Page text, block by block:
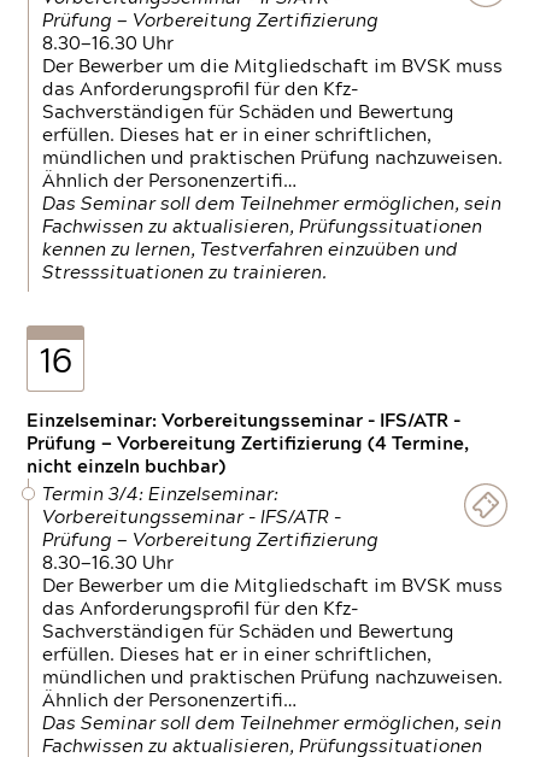
Prüfung — Vorbereitung Zertifizierung
8.30—16.30 Uhr
Der Bewerber um die Mitgliedschaft im BVSK muss
das Anforderungsprofil für den Kfz-
Sachverständigen für Schäden und Bewertung
erfüllen. Dieses hat er in einer schriftlichen,
mündlichen und praktischen Prüfung nachzuweisen.
Ähnlich der Personenzertifi…
Das Seminar soll dem Teilnehmer ermöglichen, sein
Fachwissen zu aktualisieren, Prüfungssituationen
kennen zu lernen, Testverfahren einzuüben und
Stresssituationen zu trainieren.
16
Einzelseminar: Vorbereitungsseminar - IFS/ATR -
Prüfung — Vorbereitung Zertifizierung (4 Termine,
nicht einzeln buchbar)
Termin 3/4: Einzelseminar:
Vorbereitungsseminar - IFS/ATR -
Prüfung — Vorbereitung Zertifizierung
8.30—16.30 Uhr
Der Bewerber um die Mitgliedschaft im BVSK muss
das Anforderungsprofil für den Kfz-
Sachverständigen für Schäden und Bewertung
erfüllen. Dieses hat er in einer schriftlichen,
mündlichen und praktischen Prüfung nachzuweisen.
Ähnlich der Personenzertifi…
Das Seminar soll dem Teilnehmer ermöglichen, sein
Fachwissen zu aktualisieren, Prüfungssituationen